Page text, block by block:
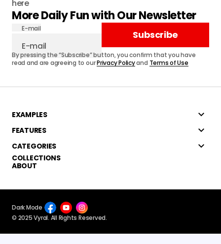
here
More Daily Fun with Our Newsletter
E-mail
Subscribe
By pressing the “Subscribe” button, you confirm that you have
read and are agreeing to ourPrivacy Policyand Terms of Use
EXAMPLES
FEATURES
CATEGORIES
COLLECTIONS
ABOUT
© 2025 Vyral. All Rights Reserved.
Dark Mode